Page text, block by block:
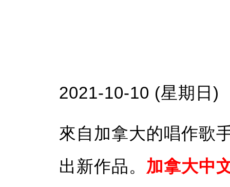
2021-10-10 (星期日)
來自加拿大的唱作歌
出新作品。 加拿大中